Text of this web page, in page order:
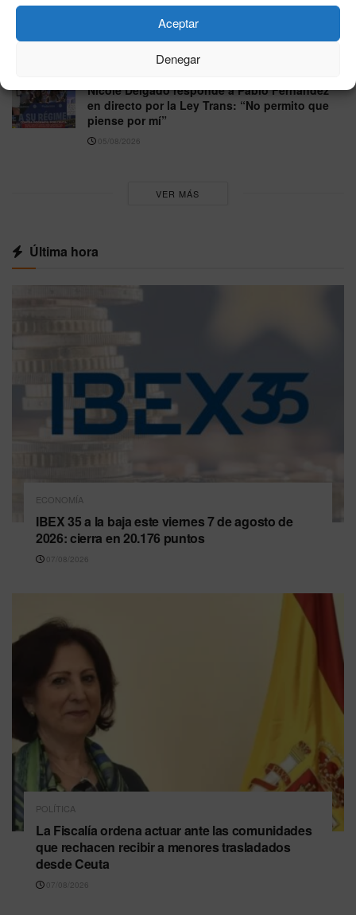
Aceptar
Denegar
Junts exige excluir a Cataluña del reparto de
Nicole Delgado responde a Pablo Fernández
en directo por la Ley Trans: “No permito que
piense por mí”
05/08/2026
VER MÁS
Última hora
ECONOMÍA
IBEX 35 a la baja este viernes 7 de agosto de
2026: cierra en 20.176 puntos
07/08/2026
POLÍTICA
La Fiscalía ordena actuar ante las comunidades
que rechacen recibir a menores trasladados
desde Ceuta
07/08/2026